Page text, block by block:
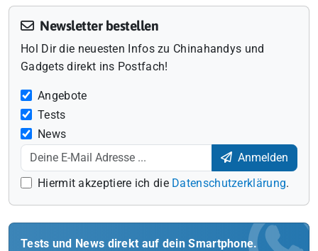
Newsletter bestellen
Hol Dir die neuesten Infos zu Chinahandys und
Gadgets direkt ins Postfach!
Angebote
Tests
News
Anmelden
Hiermit akzeptiere ich die Datenschutzerklärung.
Tests und News direkt auf dein Smartphone.